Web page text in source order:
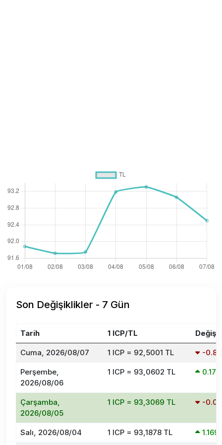
Son Değişiklikler - 7 Gün
Tarih 1 ICP/TL
Cuma, 2026/08/07 1 ICP = 92,5001 TL -
Perşembe,
2026/08/06
1 ICP = 93,0602 TL
Çarşamba,
2026/08/05
1 ICP = 93,3069 TL -
Salı, 2026/08/04 1 ICP = 93,1878 TL